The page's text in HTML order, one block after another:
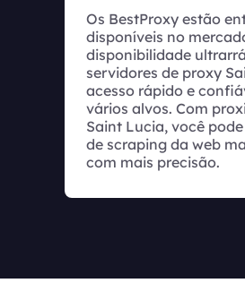
Os BestProxy estão
disponíveis no
disponibilidade
servidores de proxy
acesso rápido e
vários alvos. Com
Saint Lucia, você
de scraping da web
com mais precisão.